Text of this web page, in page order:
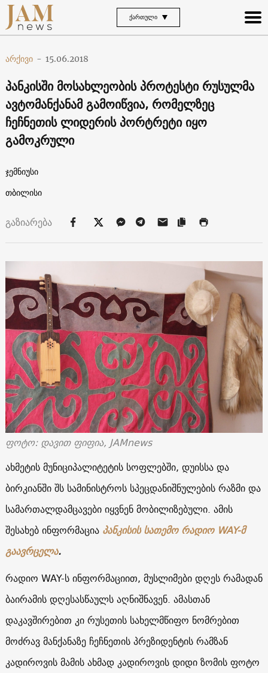
ᲥᲐᲠᲗᲣᲚᲘ
არქივი - 15.06.2018
პანკისში მოსახლეობის პროტესტი რუსულმა
ავტომანქანამ გამოიწვია, რომელზეც
ჩეჩნეთის ლიდერის პორტრეტი იყო
გამოკრული
ჯემნიუსი
თბილისი
გაზიარება
ფოტო: დავით ფიფია, JAMnews
ახმეტის მუნიციპალიტეტის სოფლებში, დუისსა და
ბირკიანში შს სამინისტროს სპეცდანიშნულების რაზმი და
სამართალდამცავები იყვნენ მობილიზებული. ამის
შესახებ ინფორმაცია პანკისის სათემო რადიო WAY-მ
გაავრცელა.
რადიო WAY-ს ინფორმაციით, მუსლიმები დღეს რამადან
ბაირამის დღესასწაულს აღნიშნავენ. ამასთან
დაკავშირებით კი რუსეთის სახელმწიფო ნომრებით
მოძრავ მანქანაზე ჩეჩნეთის პრეზიდენტის რამზან
კადიროვის მამის ახმად კადიროვის დიდი ზომის ფოტო